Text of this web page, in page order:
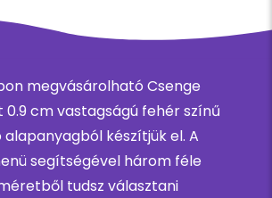
megvásárolható Csenge
cm vastagságú fehér színű
készítjük el. A
segítségével három féle
tudsz választani